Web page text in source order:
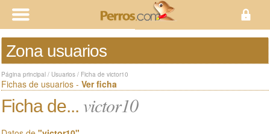
Zona usuarios
Página principal / Usuarios / Ficha de victor10
Fichas de usuarios - Ver ficha
Ficha de... victor10